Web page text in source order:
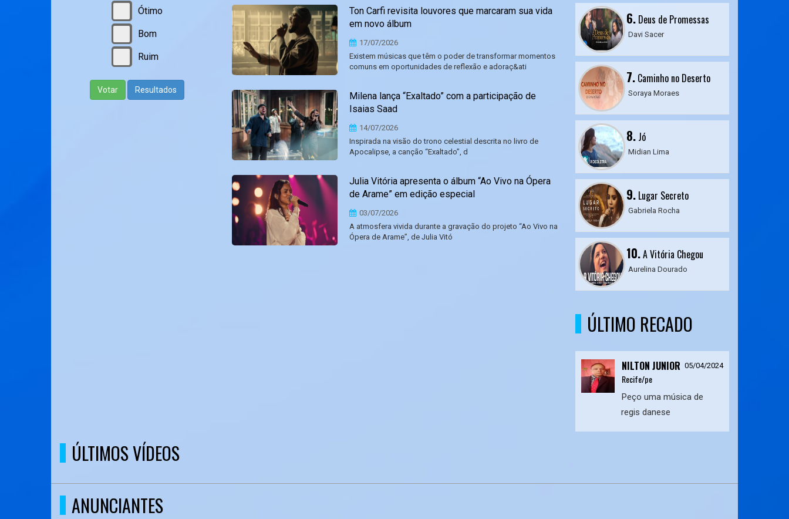
Ótimo
Bom
Ruim
Votar Resultados
Ton Carfi revisita louvores que marcaram sua vida
em novo álbum
17/07/2026
Existem músicas que têm o poder de transformar momentos
comuns em oportunidades de reflexão e adoraç&ati
Milena lança “Exaltado” com a participação de
Isaias Saad
14/07/2026
Inspirada na visão do trono celestial descrita no livro de
Apocalipse, a canção “Exaltado”, d
Julia Vitória apresenta o álbum “Ao Vivo na Ópera
de Arame” em edição especial
03/07/2026
A atmosfera vivida durante a gravação do projeto “Ao Vivo na
Ópera de Arame”, de Julia Vitó
6.Deus de Promessas
Davi Sacer
7.Caminho no Deserto
Soraya Moraes
8.Jó
Midian Lima
9.Lugar Secreto
Gabriela Rocha
10.A Vitória Chegou
Aurelina Dourado
ÚLTIMO RECADO
NILTON JUNIOR 05/04/2024
Recife/pe
Peço uma música de
regis danese
ÚLTIMOS VÍDEOS
ANUNCIANTES